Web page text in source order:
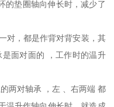
的垫圈轴向伸长时，减少了
对，都是作背对背安装，其
面对面的 ，工作时的温升
两对轴承 ，左 、右两端 都